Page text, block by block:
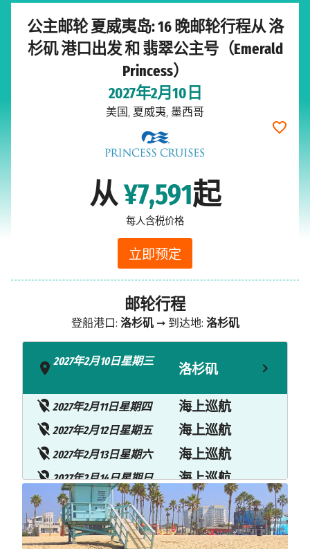
公主邮轮 夏威夷岛: 16 晚邮轮行程从 洛
杉矶 港口出发 和 翡翠公主号（Emerald
Princess）
2027年2月10日
美国, 夏威夷, 墨西哥
从¥7,591起
每人含税价格
立即预定
邮轮行程
登船港口: 洛杉矶➞ 到达地: 洛杉矶
2027年2月10日星期三
洛杉矶
2027年2月11日星期四 海上巡航
2027年2月12日星期五 海上巡航
2027年2月13日星期六 海上巡航
2027年2月14日星期日 海上巡航
2027年2月15日星期一 海上巡航
2027年2月16日星期二
卡胡卢伊